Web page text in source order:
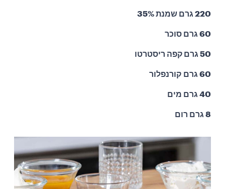
220 גרם שמנת 35%
60 גרם סוכר
50 גרם קפה ריסטרטו
60 גרם קורנפלור
40 גרם מים
8 גרם רום